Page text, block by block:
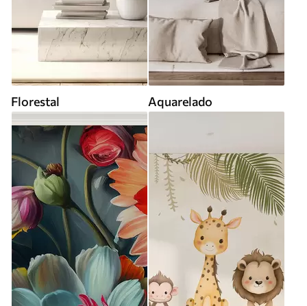
Florestal Aquarelado